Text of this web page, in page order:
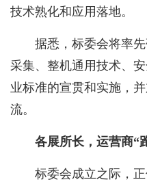
技术熟化和应用落地。
据悉，标委会将率
采集、整机通用技术、
业标准的宣贯和实施，
流。
各展所长，运营商“
标委会成立之际，